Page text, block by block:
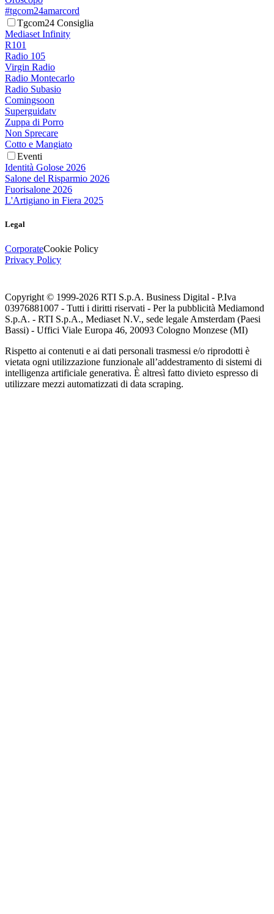
#tgcom24amarcord
Tgcom24 Consiglia
Mediaset Infinity
R101
Radio 105
Virgin Radio
Radio Montecarlo
Radio Subasio
Comingsoon
Superguidatv
Zuppa di Porro
Non Sprecare
Cotto e Mangiato
Eventi
Identità Golose 2026
Salone del Risparmio 2026
Fuorisalone 2026
L'Artigiano in Fiera 2025
Legal
CorporateCookie Policy
Privacy Policy
Copyright © 1999-2026 RTI S.p.A. Business Digital - P.Iva
03976881007 - Tutti i diritti riservati - Per la pubblicità Mediamond
S.p.A. - RTI S.p.A., Mediaset N.V., sede legale Amsterdam (Paesi
Bassi) - Uffici Viale Europa 46, 20093 Cologno Monzese (MI)
Rispetto ai contenuti e ai dati personali trasmessi e/o riprodotti è
vietata ogni utilizzazione funzionale all’addestramento di sistemi di
intelligenza artificiale generativa. È altresì fatto divieto espresso di
utilizzare mezzi automatizzati di data scraping.